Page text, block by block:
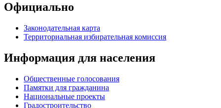
Официально
Законодательная карта
Территориальная избирательная комиссия
Информация для населения
Общественные голосования
Памятки для гражданина
Национальные проекты
Градостроительство